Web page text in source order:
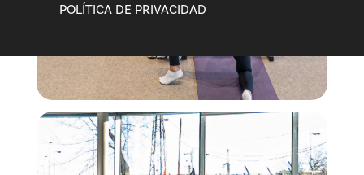
POLÍTICA DE PRIVACIDAD